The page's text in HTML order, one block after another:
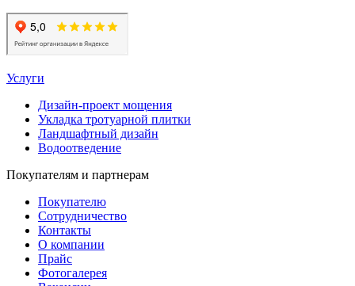
Услуги
Дизайн-проект мощения
Укладка тротуарной плитки
Ландшафтный дизайн
Водоотведение
Покупателям и партнерам
Покупателю
Сотрудничество
Контакты
О компании
Прайс
Фотогалерея